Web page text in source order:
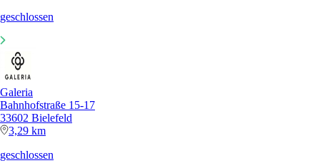
geschlossen
Galeria
Bahnhofstraße 15-17
33602 Bielefeld
3,29 km
geschlossen